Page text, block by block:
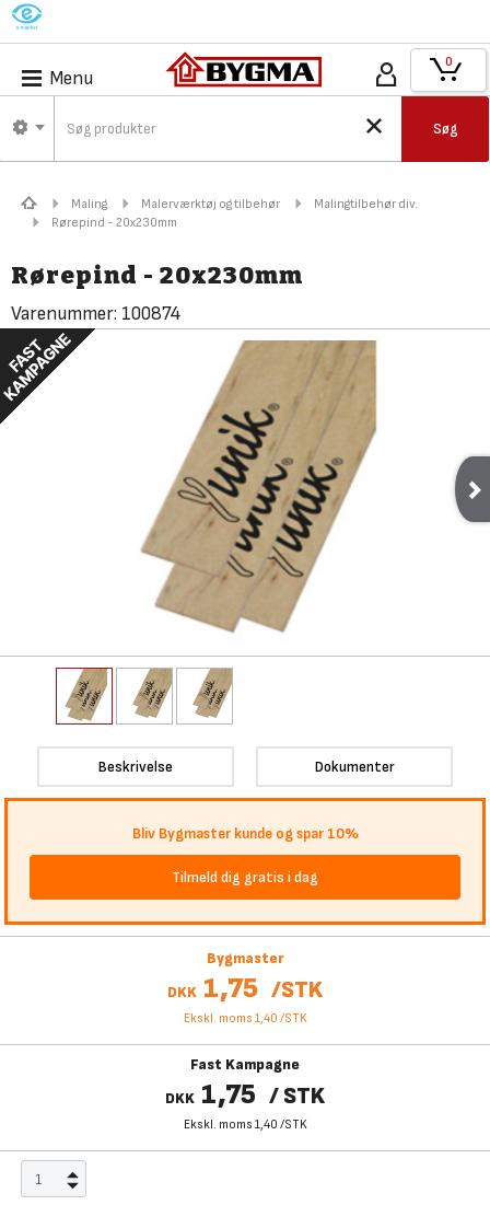
M
Menu
Søg
0
Maling Malerværktøj og tilbehør
Malingtilbehør div.
Rørepind - 20x230mm
Rørepind - 20x230mm
Varenummer: 100874
Beskrivelse Dokumenter
Bliv Bygmaster kunde og spar 10%
Tilmeld dig gratis i dag
Bygmaster
DKK 1,75 /STK
Ekskl. moms 1,40 /STK
Fast Kampagne
DKK 1,75 /STK
Ekskl. moms 1,40 /STK